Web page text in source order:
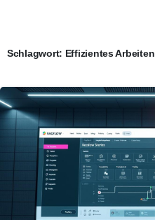
Schlagwort: Effizientes Arbeiten